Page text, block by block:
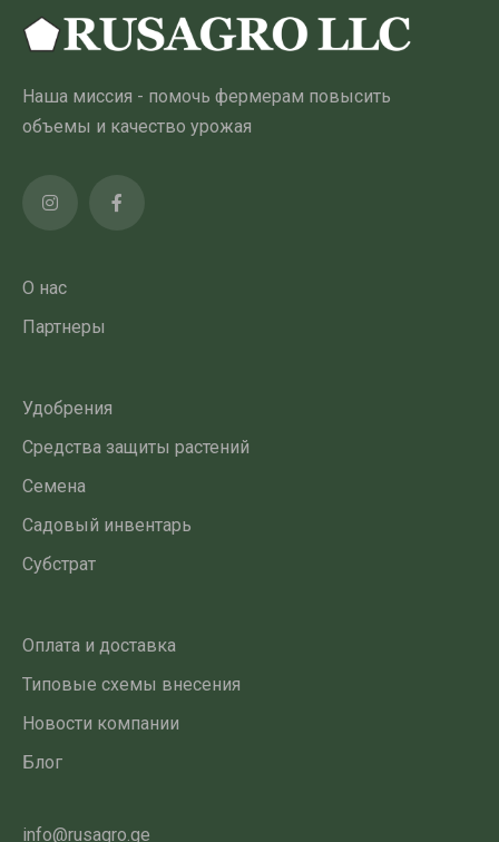
можно
выбрать
странице
товара
Наша миссия - помочь фермерам повысить
объемы и качество урожая
О нас
Партнеры
Удобрения
Средства защиты растений
Семена
Садовый инвентарь
Субстрат
Оплата и доставка
Типовые схемы внесения
Новости компании
Блог
info@rusagro.ge